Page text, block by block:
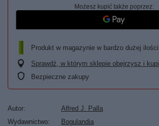
Możesz kupić także poprzez:
Produkt w magazynie w bardzo dużej ilości
Sprawdź, w którym sklepie obejrzysz i
Bezpieczne zakupy
Autor
Alfred J. Palla
Wydawnictwo
Bogulandia